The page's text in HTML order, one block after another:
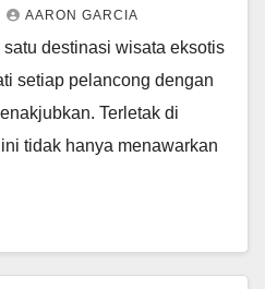
AARON GARCIA
destinasi wisata eksotis
setiap pelancong dengan
Terletak di
tidak hanya menawarkan